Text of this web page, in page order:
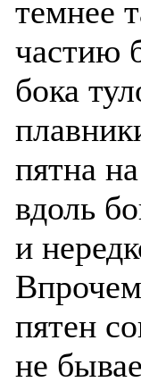
темнее
частию
бока
пятна
вдоль
и
пятен
не